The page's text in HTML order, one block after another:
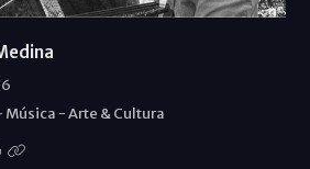
Música -Arte & Cultura